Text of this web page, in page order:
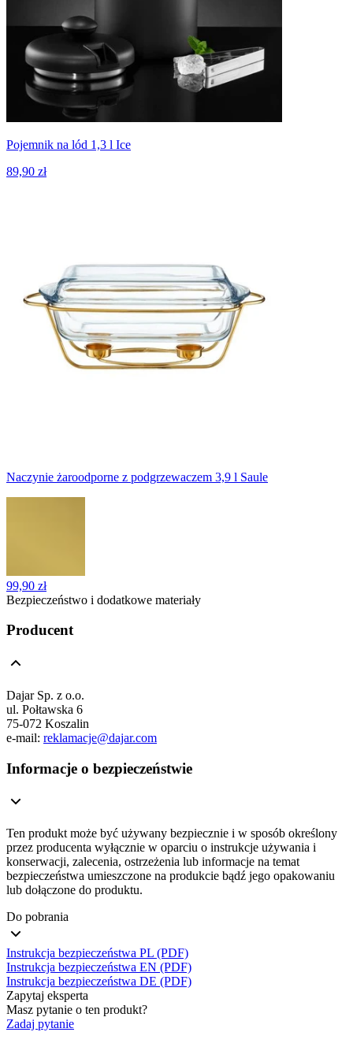
Pojemnik na lód 1,3 l Ice
89,90 zł
Naczynie żaroodporne z podgrzewaczem 3,9 l Saule
99,90 zł
Bezpieczeństwo i dodatkowe materiały
Producent
Dajar Sp. z o.o.
ul. Połtawska 6
75-072 Koszalin
e-mail: reklamacje@dajar.com
Informacje o bezpieczeństwie
Ten produkt może być używany bezpiecznie i w sposób określony
przez producenta wyłącznie w oparciu o instrukcje używania i
konserwacji, zalecenia, ostrzeżenia lub informacje na temat
bezpieczeństwa umieszczone na produkcie bądź jego opakowaniu
lub dołączone do produktu.
Do pobrania
Instrukcja bezpieczeństwa PL (PDF)
Instrukcja bezpieczeństwa EN (PDF)
Instrukcja bezpieczeństwa DE (PDF)
Zapytaj eksperta
Masz pytanie o ten produkt?
Zadaj pytanie